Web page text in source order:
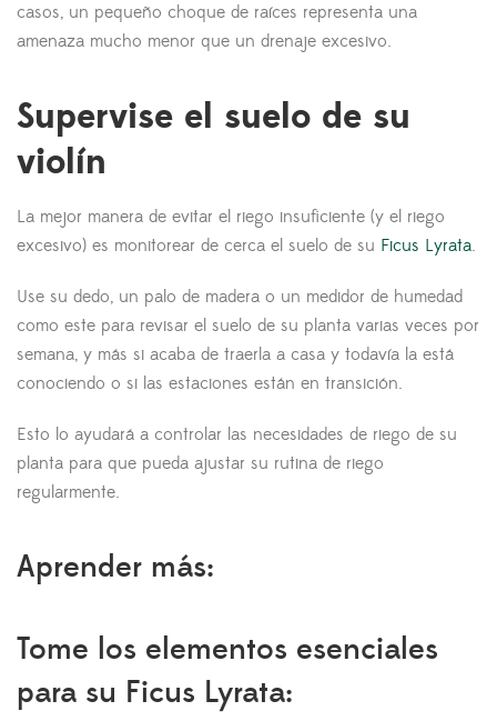
casos, un pequeño choque de raíces representa una
amenaza mucho menor que un drenaje excesivo.
Supervise el suelo de su
violín
La mejor manera de evitar el riego insuficiente (y el riego
excesivo) es monitorear de cerca el suelo de su Ficus Lyrata.
Use su dedo, un palo de madera o un medidor de humedad
como este para revisar el suelo de su planta varias veces por
semana, y más si acaba de traerla a casa y todavía la está
conociendo o si las estaciones están en transición.
Esto lo ayudará a controlar las necesidades de riego de su
planta para que pueda ajustar su rutina de riego
regularmente.
Aprender más:
Tome los elementos esenciales
para su Ficus Lyrata: